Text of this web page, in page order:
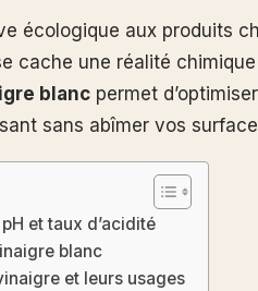
écologique aux produits
cache une réalité
blanc permet
sans abîmer vos
et taux d’acidité
blanc
et leurs usages